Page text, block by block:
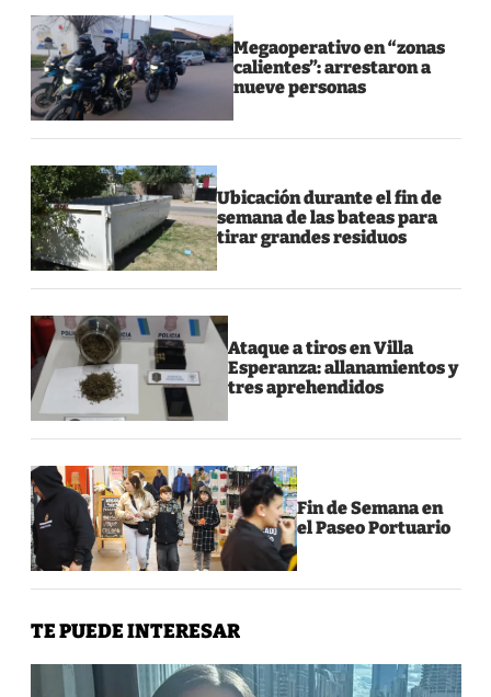
Megaoperativo en “zonas
calientes”: arrestaron a
nueve personas
Ubicación durante el fin de
semana de las bateas para
tirar grandes residuos
Ataque a tiros en Villa
Esperanza: allanamientos y
tres aprehendidos
Fin de Semana en
el Paseo Portuario
TE PUEDE INTERESAR